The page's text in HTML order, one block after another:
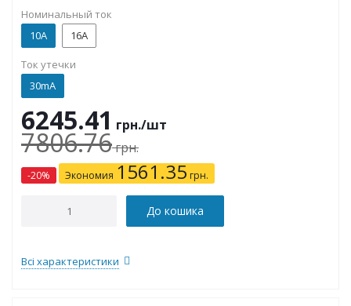
Номинальный ток
10А
16А
Ток утечки
30mA
6245.41 грн./шт
7806.76грн.
-20% Экономия 1561.35 грн.
До кошика
Всі характеристики